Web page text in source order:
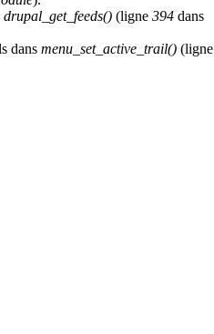
drupal_get_feeds() (ligne 394 dans
dans menu_set_active_trail() (ligne